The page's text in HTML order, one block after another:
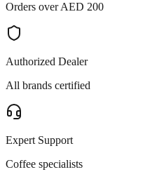
Orders over AED 200
Authorized Dealer
All brands certified
Expert Support
Coffee specialists